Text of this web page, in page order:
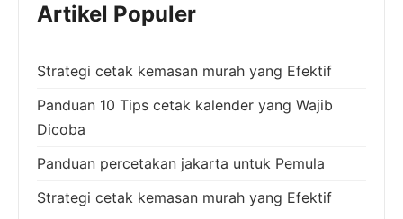
Artikel Populer
Strategi cetak kemasan murah yang Efektif
Panduan 10 Tips cetak kalender yang Wajib
Dicoba
Panduan percetakan jakarta untuk Pemula
Strategi cetak kemasan murah yang Efektif